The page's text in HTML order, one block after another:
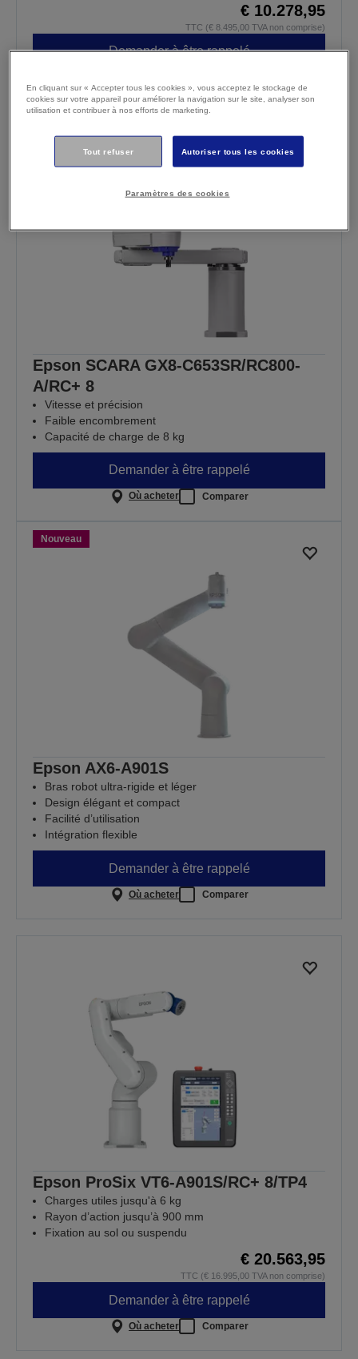
€ 10.278,95
TTC (€ 8.495,00 TVA non comprise)
Demander à être rappelé
Epson SCARA GX8-C653SR/RC800-
A/RC+ 8
Vitesse et précision
Faible encombrement
Capacité de charge de 8 kg
Demander à être rappelé
Où acheter Comparer
Nouveau
Epson AX6-A901S
Bras robot ultra-rigide et léger
Design élégant et compact
Facilité d’utilisation
Intégration flexible
Demander à être rappelé
Où acheter Comparer
Epson ProSix VT6-A901S/RC+ 8/TP4
Charges utiles jusqu'à 6 kg
Rayon d’action jusqu’à 900 mm
Fixation au sol ou suspendu
€ 20.563,95
TTC (€ 16.995,00 TVA non comprise)
Demander à être rappelé
Où acheter Comparer
En cliquant sur « Accepter tous les cookies », vous acceptez le stockage de
cookies sur votre appareil pour améliorer la navigation sur le site, analyser son
utilisation et contribuer à nos efforts de marketing.
Tout refuser Autoriser tous les cookies
Paramètres des cookies